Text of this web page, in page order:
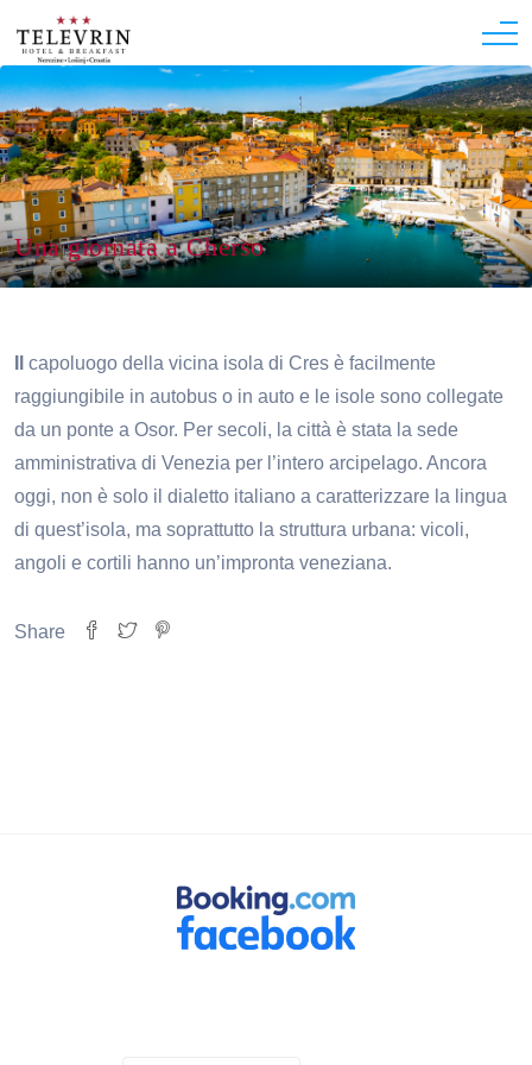
Una giornata a Cherso
capoluogo della vicina isola di Cres è facilmente
raggiungibile in autobus o in auto e le isole sono collegate
da un ponte a Osor. Per secoli, la città è stata la sede
amministrativa di Venezia per l’intero arcipelago. Ancora
oggi, non è solo il dialetto italiano a caratterizzare la lingua
di quest’isola, ma soprattutto la struttura urbana: vicoli,
angoli e cortili hanno un’impronta veneziana.
Share